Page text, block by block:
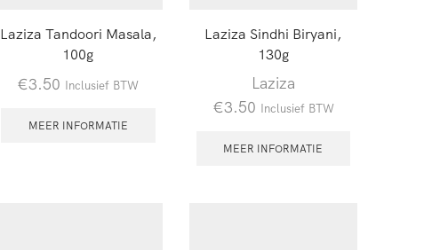
Laziza Tandoori Masala,
100g
€3.50 Inclusief BTW
MEER INFORMATIE
Laziza Sindhi Biryani,
130g
Laziza
€3.50 Inclusief BTW
MEER INFORMATIE